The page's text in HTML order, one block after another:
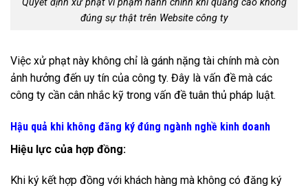
Quyết định xử phạt vi phạm hành chính khi quảng cáo không
đúng sự thật trên Website công ty
Việc xử phạt này không chỉ là gánh nặng tài chính mà còn
ảnh hưởng đến uy tín của công ty. Đây là vấn đề mà các
công ty cần cân nhắc kỹ trong vấn đề tuân thủ pháp luật.
Hậu quả khi không đăng ký đúng ngành nghề kinh doanh
Hiệu lực của hợp đồng:
Khi ký kết hợp đồng với khách hàng mà không có đăng ký